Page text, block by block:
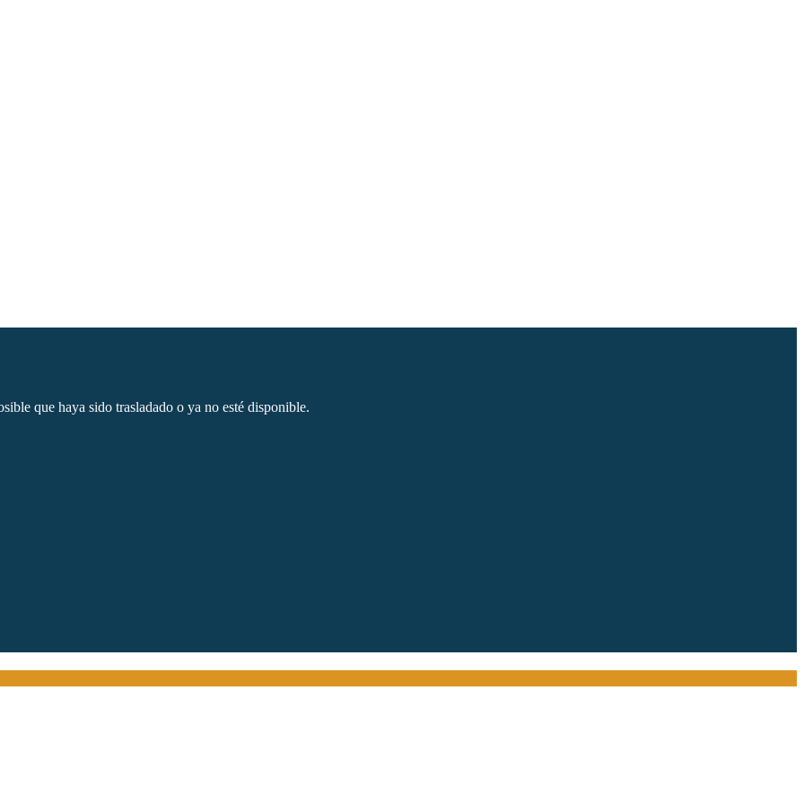
que haya sido trasladado o ya no esté disponible.